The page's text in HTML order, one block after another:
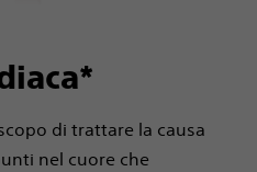
di trattare la causa
nel cuore che